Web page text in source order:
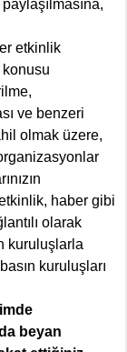
etkinlik
ve benzeri
olmak üzere,
haber gibi
olarak
kuruluşlarla
kuruluşları
beyan